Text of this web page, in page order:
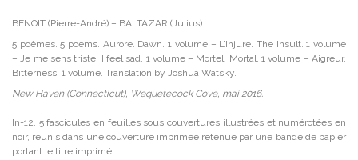
BENOIT (Pierre-André) – BALTAZAR (Julius).
5 poèmes. 5 poems. Aurore. Dawn. 1 volume – L’Injure. The Insult. 1 volume
– Je me sens triste. I feel sad. 1 volume – Mortel. Mortal. 1 volume – Aigreur.
Bitterness. 1 volume. Translation by Joshua Watsky.
New Haven (Connecticut), Wequetecock Cove, mai 2016.
In-12, 5 fascicules en feuilles sous couvertures illustrées et numérotées en
noir, réunis dans une couverture imprimée retenue par une bande de papier
portant le titre imprimé.